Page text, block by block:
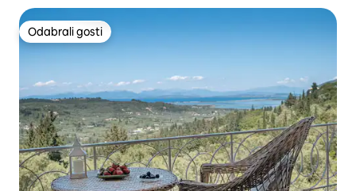
Odabrali gosti
Odabrali gosti